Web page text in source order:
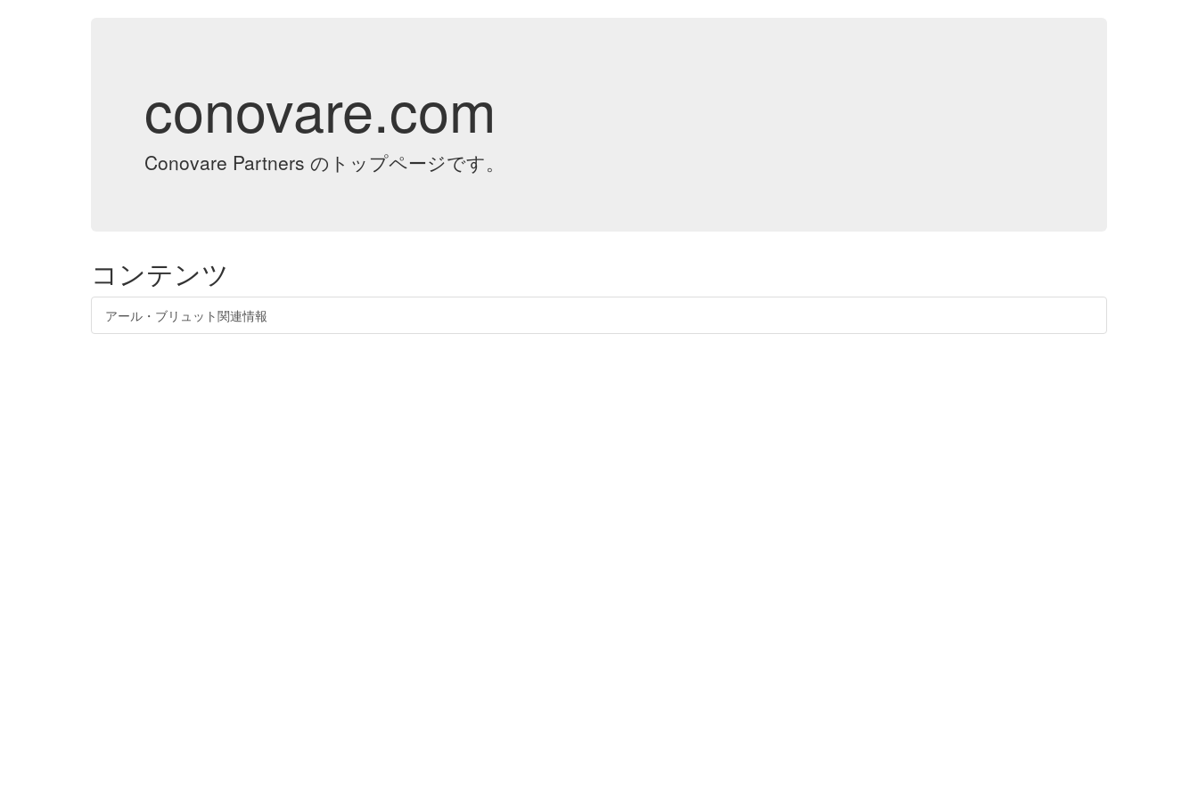
conovare.com
Conovare Partners のトップページです。
コンテンツ
アール・ブリュット関連情報